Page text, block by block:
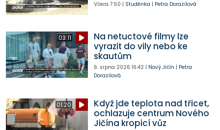
Včera 7:50 | Studénka | Petra Dorazilová
03:11
Na netuctové filmy lze
vyrazit do vily nebo ke
skautům
6. srpna 2026 16:42| Nový Jičín | Petra
Dorazilová
01:20
Když jde teplota nad třicet,
ochlazuje centrum Nového
Jičína kropicí vůz